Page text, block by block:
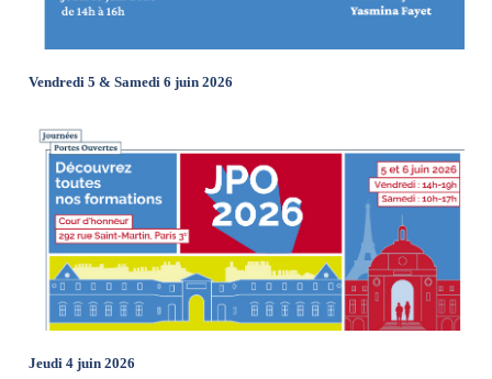
Vendredi 5 & Samedi 6 juin 2026
Jeudi 4 juin 2026